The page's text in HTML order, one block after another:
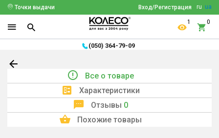
ru ua
Вход/Регистрация
Точки выдачи
1 0
(050) 364-79-09
Все о товаре
Характеристики
Отзывы 0
Похожие товары